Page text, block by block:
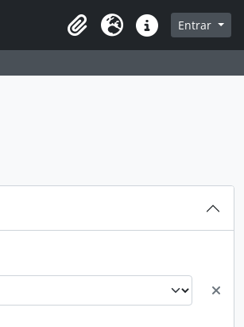
Idioma Ligações rápidas
Entrar